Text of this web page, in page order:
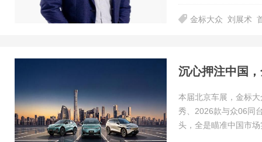
金标大众 刘展术
沉心押注中国
本届北京车展，金标
秀、2026款与众06同
头，全是瞄准中国市